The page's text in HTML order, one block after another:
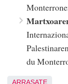
du
ARRASATE